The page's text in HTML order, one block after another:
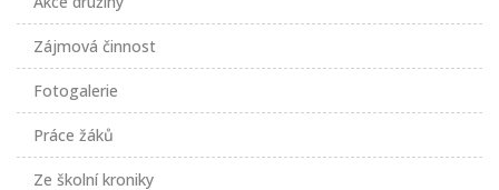
Zájmová činnost
Fotogalerie
Práce žáků
Ze školní kroniky